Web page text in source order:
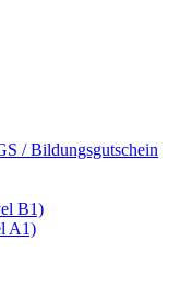
/ Bildungsgutschein
B1)
A1)